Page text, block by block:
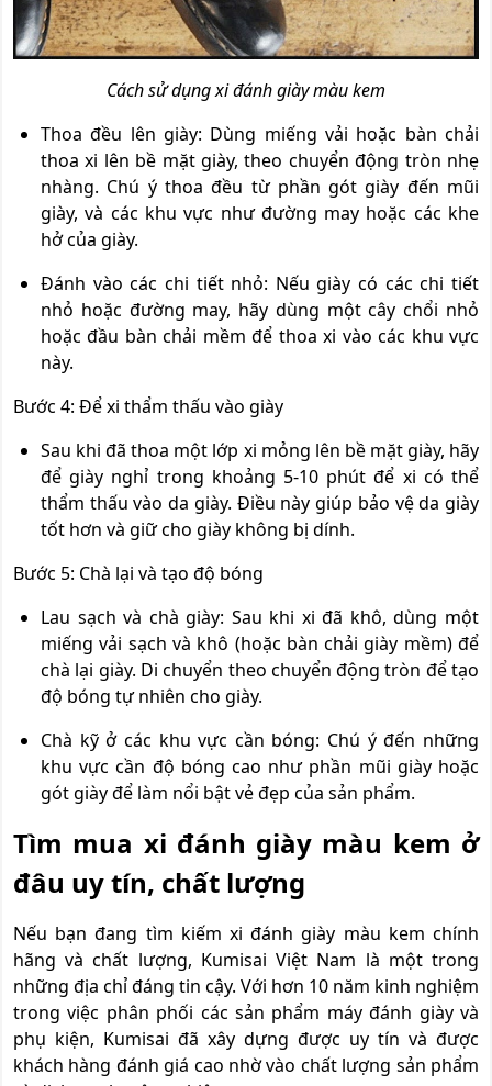
Cách sử dụng xi đánh giày màu kem
Thoa đều lên giày: Dùng miếng vải hoặc bàn chải
thoa xi lên bề mặt giày, theo chuyển động tròn nhẹ
nhàng. Chú ý thoa đều từ phần gót giày đến mũi
giày, và các khu vực như đường may hoặc các khe
hở của giày.
Đánh vào các chi tiết nhỏ: Nếu giày có các chi tiết
nhỏ hoặc đường may, hãy dùng một cây chổi nhỏ
hoặc đầu bàn chải mềm để thoa xi vào các khu vực
này.
Bước 4: Để xi thẩm thấu vào giày
Sau khi đã thoa một lớp xi mỏng lên bề mặt giày, hãy
để giày nghỉ trong khoảng 5-10 phút để xi có thể
thẩm thấu vào da giày. Điều này giúp bảo vệ da giày
tốt hơn và giữ cho giày không bị dính.
Bước 5: Chà lại và tạo độ bóng
Lau sạch và chà giày: Sau khi xi đã khô, dùng một
miếng vải sạch và khô (hoặc bàn chải giày mềm) để
chà lại giày. Di chuyển theo chuyển động tròn để tạo
độ bóng tự nhiên cho giày.
Chà kỹ ở các khu vực cần bóng: Chú ý đến những
khu vực cần độ bóng cao như phần mũi giày hoặc
gót giày để làm nổi bật vẻ đẹp của sản phẩm.
Tìm mua xi đánh giày màu kem ở
đâu uy tín, chất lượng
Nếu bạn đang tìm kiếm xi đánh giày màu kem chính
hãng và chất lượng, Kumisai Việt Nam là một trong
những địa chỉ đáng tin cậy. Với hơn 10 năm kinh nghiệm
trong việc phân phối các sản phẩm máy đánh giày và
phụ kiện, Kumisai đã xây dựng được uy tín và được
khách hàng đánh giá cao nhờ vào chất lượng sản phẩm